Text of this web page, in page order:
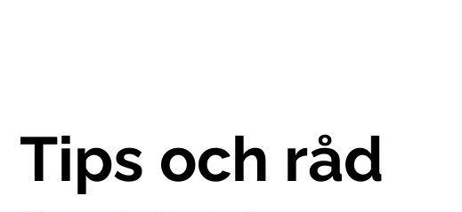
Tips och råd